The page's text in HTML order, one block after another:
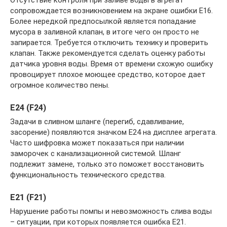
сопровождается возникновением на экране ошибки Е16.
Более нередкой предпосылкой является попадание
мусора в заливной клапан, в итоге чего он просто не
запирается. Требуется отключить технику и проверить
клапан. Также рекомендуется сделать оценку работы
датчика уровня воды. Время от времени схожую ошибку
провоцирует плохое моющее средство, которое дает
огромное количество пены.
Е24 (F24)
Задачи в сливном шланге (перегиб, сдавливание,
засорение) появляются значком Е24 на дисплее агрегата.
Часто шифровка может показаться при наличии
заморочек с канализационной системой. Шланг
подлежит замене, только это поможет восстановить
функциональность технического средства.
Е21 (F21)
Нарушение работы помпы и невозможность слива воды
– ситуации, при которых появляется ошибка Е21.